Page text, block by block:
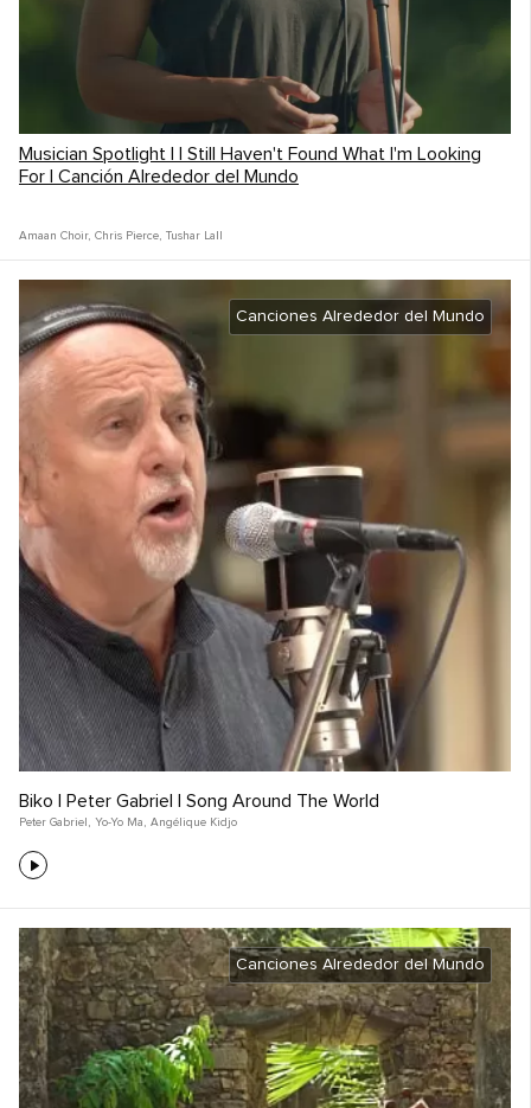
Musician Spotlight | I Still Haven't Found What I'm Looking
For | Canción Alrededor del Mundo
Amaan Choir, Chris Pierce, Tushar Lall
Canciones Alrededor del Mundo
Biko | Peter Gabriel | Song Around The World
Peter Gabriel , Yo-Yo Ma , Angélique Kidjo
Canciones Alrededor del Mundo